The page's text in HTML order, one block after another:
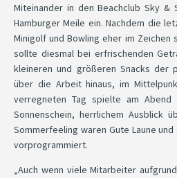
Miteinander in den Beachclub Sky &
Hamburger Meile ein. Nachdem die
Minigolf und Bowling eher im
sollte diesmal bei erfrischenden
kleineren und größeren Snacks der
über die Arbeit hinaus, im
verregneten Tag spielte am
Sonnenschein, herrlichem Ausblick
Sommerfeeling waren Gute Laune
vorprogrammiert.
„Auch wenn viele Mitarbeiter